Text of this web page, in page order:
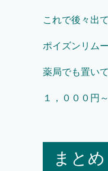
これで後々出
ポイズンリム
薬局でも置い
１，０００円
まとめ